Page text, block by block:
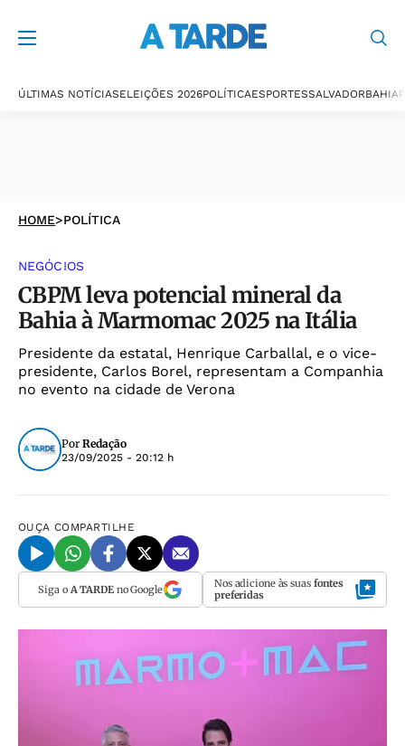
ÚLTIMAS NOTÍCIASELEIÇÕES 2026POLÍTICAESPORTESSALVADORBAHIA
HOME>POLÍTICA
NEGÓCIOS
CBPM leva potencial mineral da
Bahia à Marmomac 2025 na Itália
Presidente da estatal, Henrique Carballal, e o vice-
presidente, Carlos Borel, representam a Companhia
no evento na cidade de Verona
Por Redação
23/09/2025 - 20:12 h
OUÇA COMPARTILHE
Siga o A TARDEno Google Nos adicione às suas fontes
preferidas